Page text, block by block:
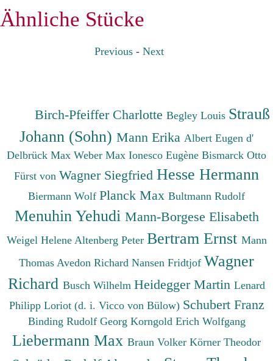
Ähnliche Stücke
Previous- Next
Birch-Pfeiffer CharlotteBegley Louis Strauß
Johann (Sohn) Mann Erika Albert Eugen d'
Delbrück Max Weber Max Ionesco Eugène Bismarck Otto
Fürst von Wagner Siegfried Hesse Hermann
Biermann Wolf Planck Max Bultmann Rudolf
Menuhin Yehudi Mann-Borgese Elisabeth
Weigel Helene Altenberg Peter Bertram Ernst Mann
Thomas Avedon Richard Nansen Fridtjof Wagner
Richard Busch Wilhelm Heidegger Martin Lenard
Philipp Loriot (d. i. Vicco von Bülow) Schubert Franz
Binding Rudolf Georg Korngold Erich Wolfgang
Liebermann Max Braun Volker Körner Theodor